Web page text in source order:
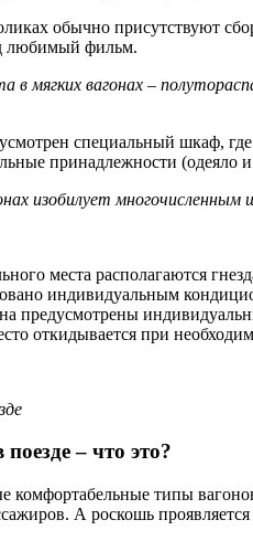
обычно присутствуют
любимый фильм.
в мягких вагонах –
специальный шкаф,
принадлежности (одеяло
изобилует
места располагаются
индивидуальным
предусмотрены
откидывается при
– что это?
комфортабельные типы
А роскошь